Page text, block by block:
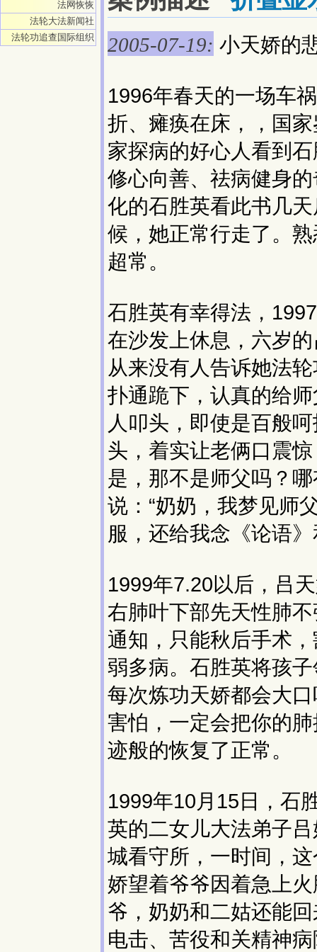
法网恢恢
法轮大法新闻社
法轮功追查国际组织
2005-07-19: 小天娇的
1996年春天的一场车
折、瘫痪在床，，国
家探病的好心人看到
修心向善、祛病健身
化的石胜英看此书几
候，她正常行走了。
超常。
石胜英有幸得法，
在沙发上休息，六岁
从来没有人告诉她法
扑通跪下，认真的给
人叩头，即使是百般
头，着实让老俩口震
是，那不是师父吗？
说：“奶奶，我梦见师
服，还给我念《论语
1999年7.20以后，吕
右肺叶下部先天性肺
通知，只能秋后手术
弱多病。石胜英将孩
每次炼功天娇都会大
害怕，一定会把你的
迹般的恢复了正常。
1999年10月15日，石
英的二女儿大法弟子
城看守所，一时间，
娇望着爷爷因着急上
爷，奶奶和二姑还能
电击、苦役和关精神